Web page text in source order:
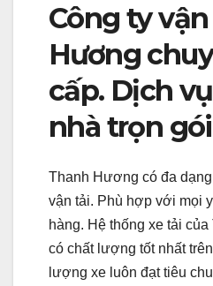
Công ty
Hương
cấp. Dịch
nhà trọn
Thanh Hương có đa
vận tải. Phù hợp với mọi
hàng. Hệ thống xe tải
có chất lượng tốt nhất
lượng xe luôn đạt tiêu